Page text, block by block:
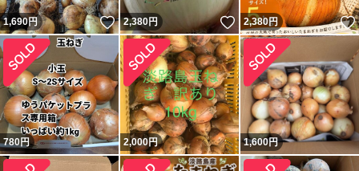
1,690円 いいね！
2,380円 いいね！
2,380円
780円 2,000円 1,600円